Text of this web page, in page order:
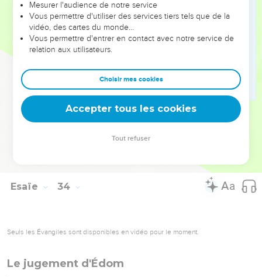
Oui, c'est là que l'Eternel se montre magnifique pour
nous : il nous tient lieu de fleuves et de larges rivières où
aucun bateau ne circule, où aucun grand navire ne passe.
22
législateur, l'Eternel est notre roi, c'est lui qui nous sauve.
Tes cordages sont relâchés, ils ne maintiennent plus le
mât et ne tendent plus les voiles. Alors on partage le produit
d'un immense butin. Même les boiteux prennent part au
Le peuple qui habite Jérusalem reçoit le pardon de sa faute.
Esaïe 34
Seuls les Évangiles sont disponibles en vidéo pour le moment.
Le jugement d'Édom
Mesurer l'audience de notre service
Vous permettre d'utiliser des services tiers tels que de la
vidéo, des cartes du monde…
Vous permettre d'entrer en contact avec notre service de
relation aux utilisateurs.
Choisir mes cookies
Accepter tous les cookies
Tout refuser